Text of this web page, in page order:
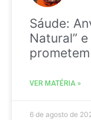
Sáude:
Natural”
VER MATÉRIA »
6 de agosto de